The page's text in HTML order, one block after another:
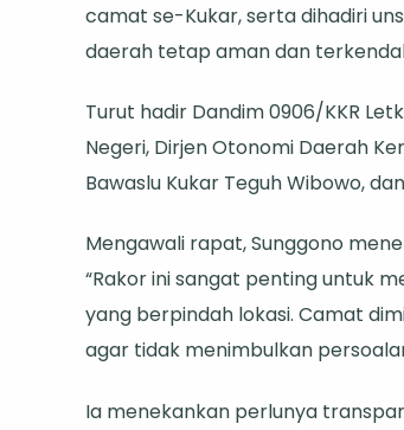
camat se-Kukar, serta dihadiri
daerah tetap aman dan
Turut hadir Dandim 0906/KKR
Negeri, Dirjen Otonomi Daerah
Bawaslu Kukar Teguh Wibowo,
Mengawali rapat, Sunggono
“Rakor ini sangat penting untuk
yang berpindah lokasi. Camat
agar tidak menimbulkan
Ia menekankan perlunya